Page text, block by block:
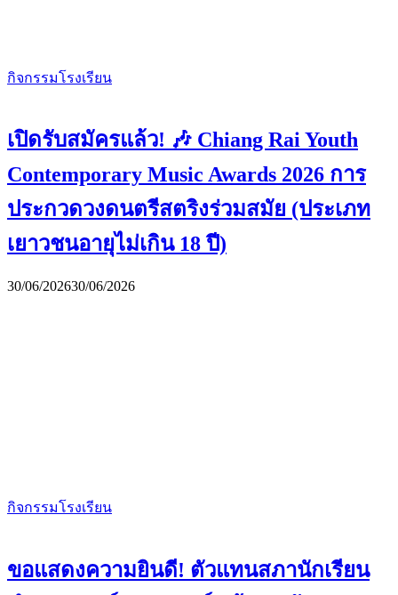
กิจกรรมโรงเรียน
เปิดรับสมัครแล้ว! 🎶 Chiang Rai Youth
Contemporary Music Awards 2026 การ
ประกวดวงดนตรีสตริงร่วมสมัย (ประเภท
เยาวชนอายุไม่เกิน 18 ปี)
30/06/202630/06/2026
กิจกรรมโรงเรียน
ขอแสดงความยินดี! ตัวแทนสภานักเรียน